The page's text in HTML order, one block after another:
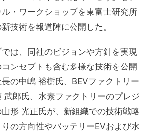
・ワークショップを東富士研究所
技術を報道陣に公開した。
は、同社のビジョンや方針を実現
ンセプトも含む多様な技術を公開
の中嶋 裕樹氏、BEVファクトリー
武郎氏、水素ファクトリーのプレジ
形 光正氏が、新組織での技術戦略
の方向性やバッテリーEVおよび水